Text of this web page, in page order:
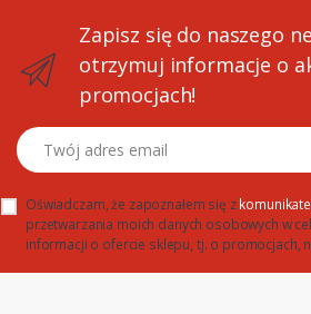
Zapisz się do naszego
otrzymuj informacje o
promocjach!
Twój adres email
Oświadczam, że zapoznałem się z
przetwarzania moich danych osobowych w
informacji o ofercie sklepu, tj. o promocjach,